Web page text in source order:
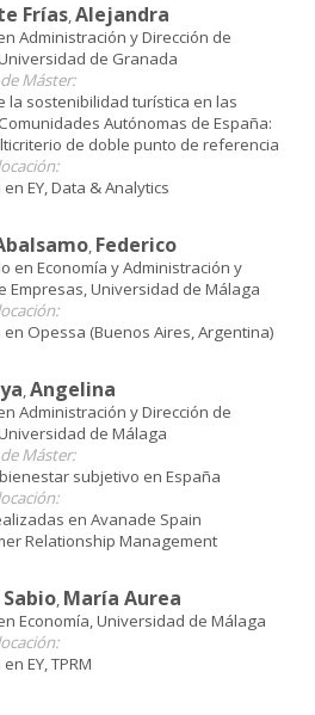
Frías,Alejandra
Administración y Dirección de
de Granada
Máster:
la sostenibilidad turística en las
Autónomas de España:
de doble punto de referencia
EY, Data & Analytics
, Federico
en Economía y Administración y
Empresas, Universidad de Málaga
Opessa (Buenos Aires, Argentina)
,Angelina
Administración y Dirección de
de Málaga
Máster:
subjetivo en España
en Avanade Spain
Relationship Management
, María Aurea
Economía, Universidad de Málaga
EY, TPRM